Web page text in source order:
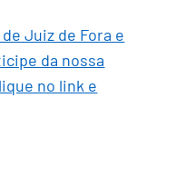
Juiz de Fora e
da nossa
no link e